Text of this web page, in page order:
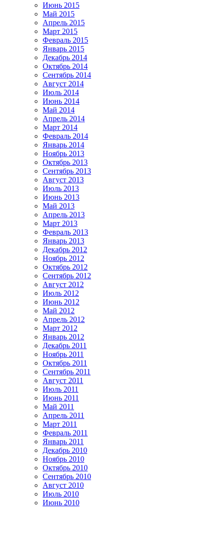
Июнь 2015
Май 2015
Апрель 2015
Март 2015
Февраль 2015
Январь 2015
Декабрь 2014
Октябрь 2014
Сентябрь 2014
Август 2014
Июль 2014
Июнь 2014
Май 2014
Апрель 2014
Март 2014
Февраль 2014
Январь 2014
Ноябрь 2013
Октябрь 2013
Сентябрь 2013
Август 2013
Июль 2013
Июнь 2013
Май 2013
Апрель 2013
Март 2013
Февраль 2013
Январь 2013
Декабрь 2012
Ноябрь 2012
Октябрь 2012
Сентябрь 2012
Август 2012
Июль 2012
Июнь 2012
Май 2012
Апрель 2012
Март 2012
Январь 2012
Декабрь 2011
Ноябрь 2011
Октябрь 2011
Сентябрь 2011
Август 2011
Июль 2011
Июнь 2011
Май 2011
Апрель 2011
Март 2011
Февраль 2011
Январь 2011
Декабрь 2010
Ноябрь 2010
Октябрь 2010
Сентябрь 2010
Август 2010
Июль 2010
Июнь 2010